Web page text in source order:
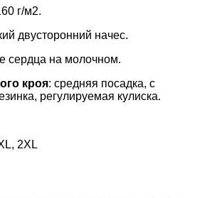
г/м2.
двусторонний начес.
сердца на молочном.
кроя: средняя посадка, с
регулируемая кулиска.
2XL